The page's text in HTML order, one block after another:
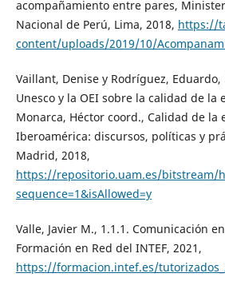
acompañamiento entre pares,
Nacional de Perú, Lima, 2018, https://
content/uploads/2019/10/
Vaillant, Denise y Rodríguez, Eduardo,
Unesco y la OEI sobre la calidad de la
Monarca, Héctor coord., Calidad de la
Iberoamérica: discursos, políticas y
Madrid, 2018,
https://repositorio.uam.es/bitstream/
sequence=1&isAllowed=y
Valle, Javier M., 1.1.1. Comunicación
Formación en Red del INTEF, 2021,
https://formacion.intef.es/